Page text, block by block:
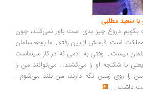
مطلبی
دروغ چیز بدی است باور نمی‌کنند، چون
قبحش از بین رفته... ما بچه‌مسلمان
وقتی به آدمی که در کار سینماست
شکنجه او را می‌کشند... می‌توانند من را
زمین نگه دارند، من بلند می‌شوم...
...